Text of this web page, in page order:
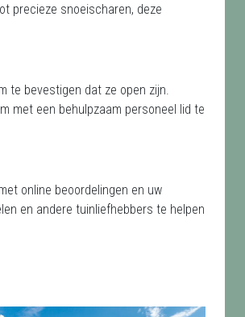
precieze snoeischaren, deze
te bevestigen dat ze open zijn.
met een behulpzaam personeel lid te
online beoordelingen en uw
en andere tuinliefhebbers te helpen